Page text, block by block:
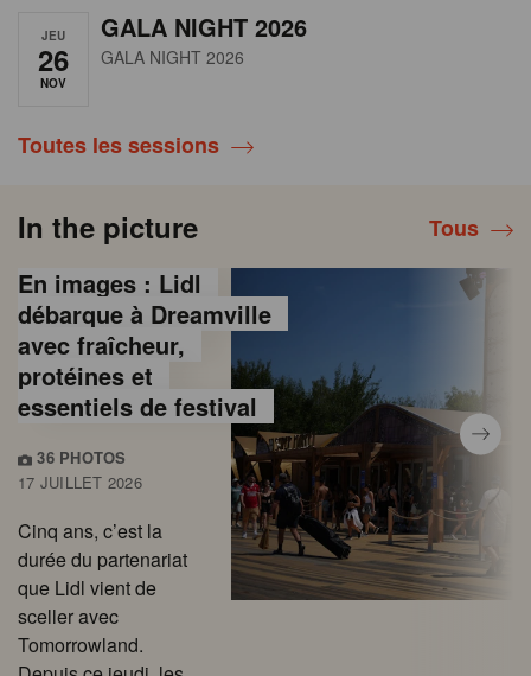
JEU
26
NOV
GALA NIGHT 2026
GALA NIGHT 2026
Toutes les sessions
In the picture Tous
En images : Lidl
débarque à Dreamville
avec fraîcheur,
protéines et
essentiels de festival
36 PHOTOS
17 JUILLET 2026
Cinq ans, c’est la
durée du partenariat
que Lidl vient de
sceller avec
Tomorrowland.